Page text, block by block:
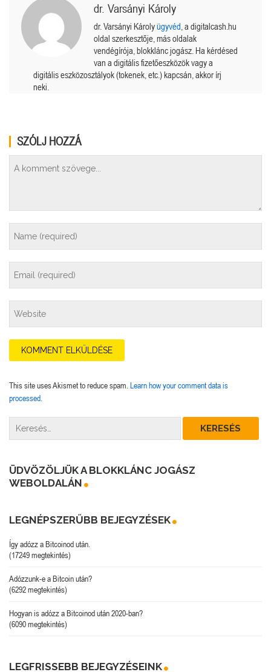
dr. Varsányi Károly
dr. Varsányi Károlyügyvéd , a digitalcash.hu
oldal szerkesztője, más oldalak
vendégírója, blokklánc jogász. Ha kérdésed
van a digitális fizetőeszközök vagy a
digitális eszközosztályok (tokenek, etc.) kapcsán, akkor írj
neki.
SZÓLJ HOZZÁ
This site uses Akismet to reduce spam. Learn how your comment data is
processed.
ÜDVÖZÖLJÜK A BLOKKLÁNC JOGÁSZ
WEBOLDALÁN
LEGNÉPSZERŰBB BEJEGYZÉSEK
Így adózz a Bitcoinod után.
(17249 megtekintés)
Adózzunk-e a Bitcoin után?
(6292 megtekintés)
Hogyan is adózz a Bitcoinod után 2020-ban?
(6090 megtekintés)
LEGFRISSEBB BEJEGYZÉSEINK